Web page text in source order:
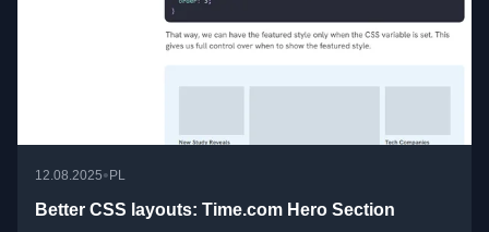
12.08.2025• PL
Better CSS layouts: Time.com Hero Section